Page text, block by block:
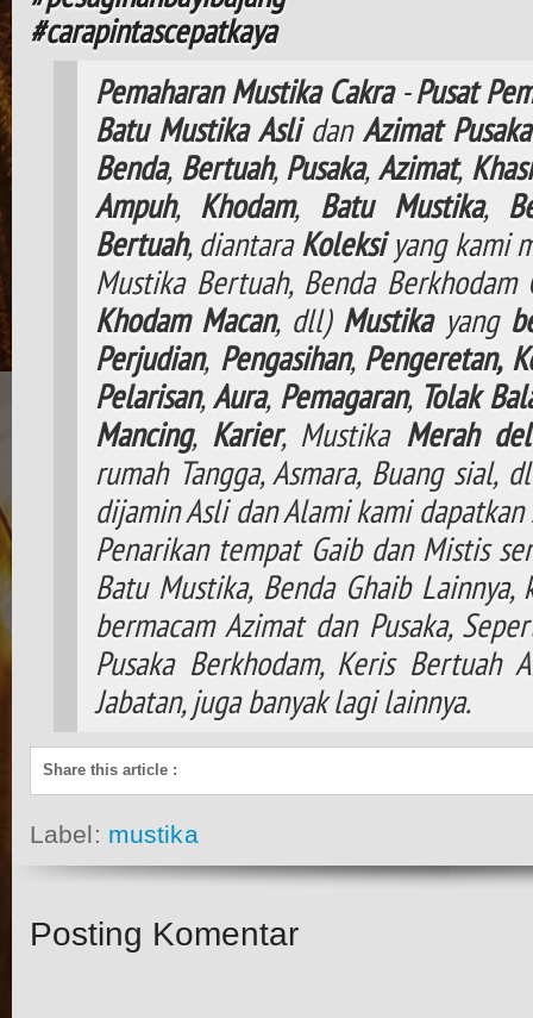
#carapintascepatkaya
Pemaharan Mustika Cakra-Pusat
Batu Mustika AslidanAzimat Pusaka
Benda, Bertuah,Pusaka,Azimat,
Ampuh, Khodam, Batu Mustika,
Bertuah, diantaraKoleksiyang kami
Mustika Bertuah, Benda
Khodam Macan, dll) Mustikayang
Perjudian, Pengasihan, Pengeretan,
Pelarisan,Aura, Pemagaran, Tolak
Mancing, Karier, Mustika Merah
rumah Tangga, Asmara, Buang sial,
dijamin Asli dan Alami kami
Penarikan tempat Gaib dan Mistis
Batu Mustika, Benda Ghaib
bermacam Azimat dan Pusaka,
Pusaka Berkhodam, Keris Bertuah
Jabatan, juga banyak lagi lainnya.
Share this article :
Label: mustika
Posting Komentar